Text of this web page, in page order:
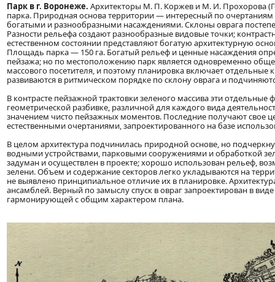
Парк в г. Воронеже. Архитекторы М. П. Коржев и М. И. Прохорова
парка. Природная основа территории — интересный по
богатыми и разнообразными насаждениями. Склоны оврага
Разности рельефа создают разнообразные видовые точки;
естественном состоянии представляют богатую архитектурную
Площадь парка — 150 га. Богатый рельеф и ценные насаждения
пейзажа; но по местоположению парк является одновременно
массового посетителя, и поэтому планировка включает
развиваются в ритмическом порядке по склону оврага и
В контрасте пейзажной трактовки зеленого массива эти
геометрической разбивке, различной для каждого вида
значением чисто пейзажных моментов. Последние получают свое
естественными очертаниями, запроектированного на базе
В целом архитектура подчинилась природной основе, но
водными устройствами, парковыми сооружениями и обработкой
задуман и осуществлен в проекте; хорошо использован рельеф,
зелени. Объем и содержание секторов легко укладываются на
не выявлено принципиальное отличие их в планировке.
ансамблей. Верный по замыслу спуск в овраг запроектирован в
гармонирующей с общим характером плана.